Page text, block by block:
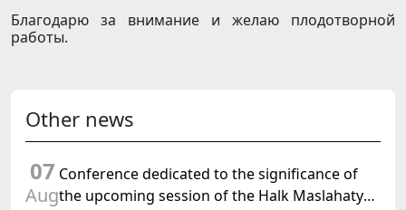
Благодарю за внимание и желаю плодотворной
работы.
Other news
07
Aug
Conference dedicated to the significance of
the upcoming session of the Halk Maslahaty